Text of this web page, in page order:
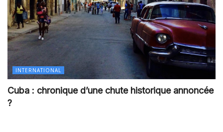
INTERNATIONAL
Cuba : chronique d’une chute historique annoncée
?